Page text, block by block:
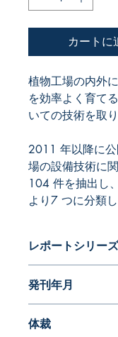
カートに
植物工場の内外
を効率よく育て
2011 年以降に
場の設備技術に
104 件を抽出し
より7 つに分類し
レポートシリーズ
発刊年月
体裁